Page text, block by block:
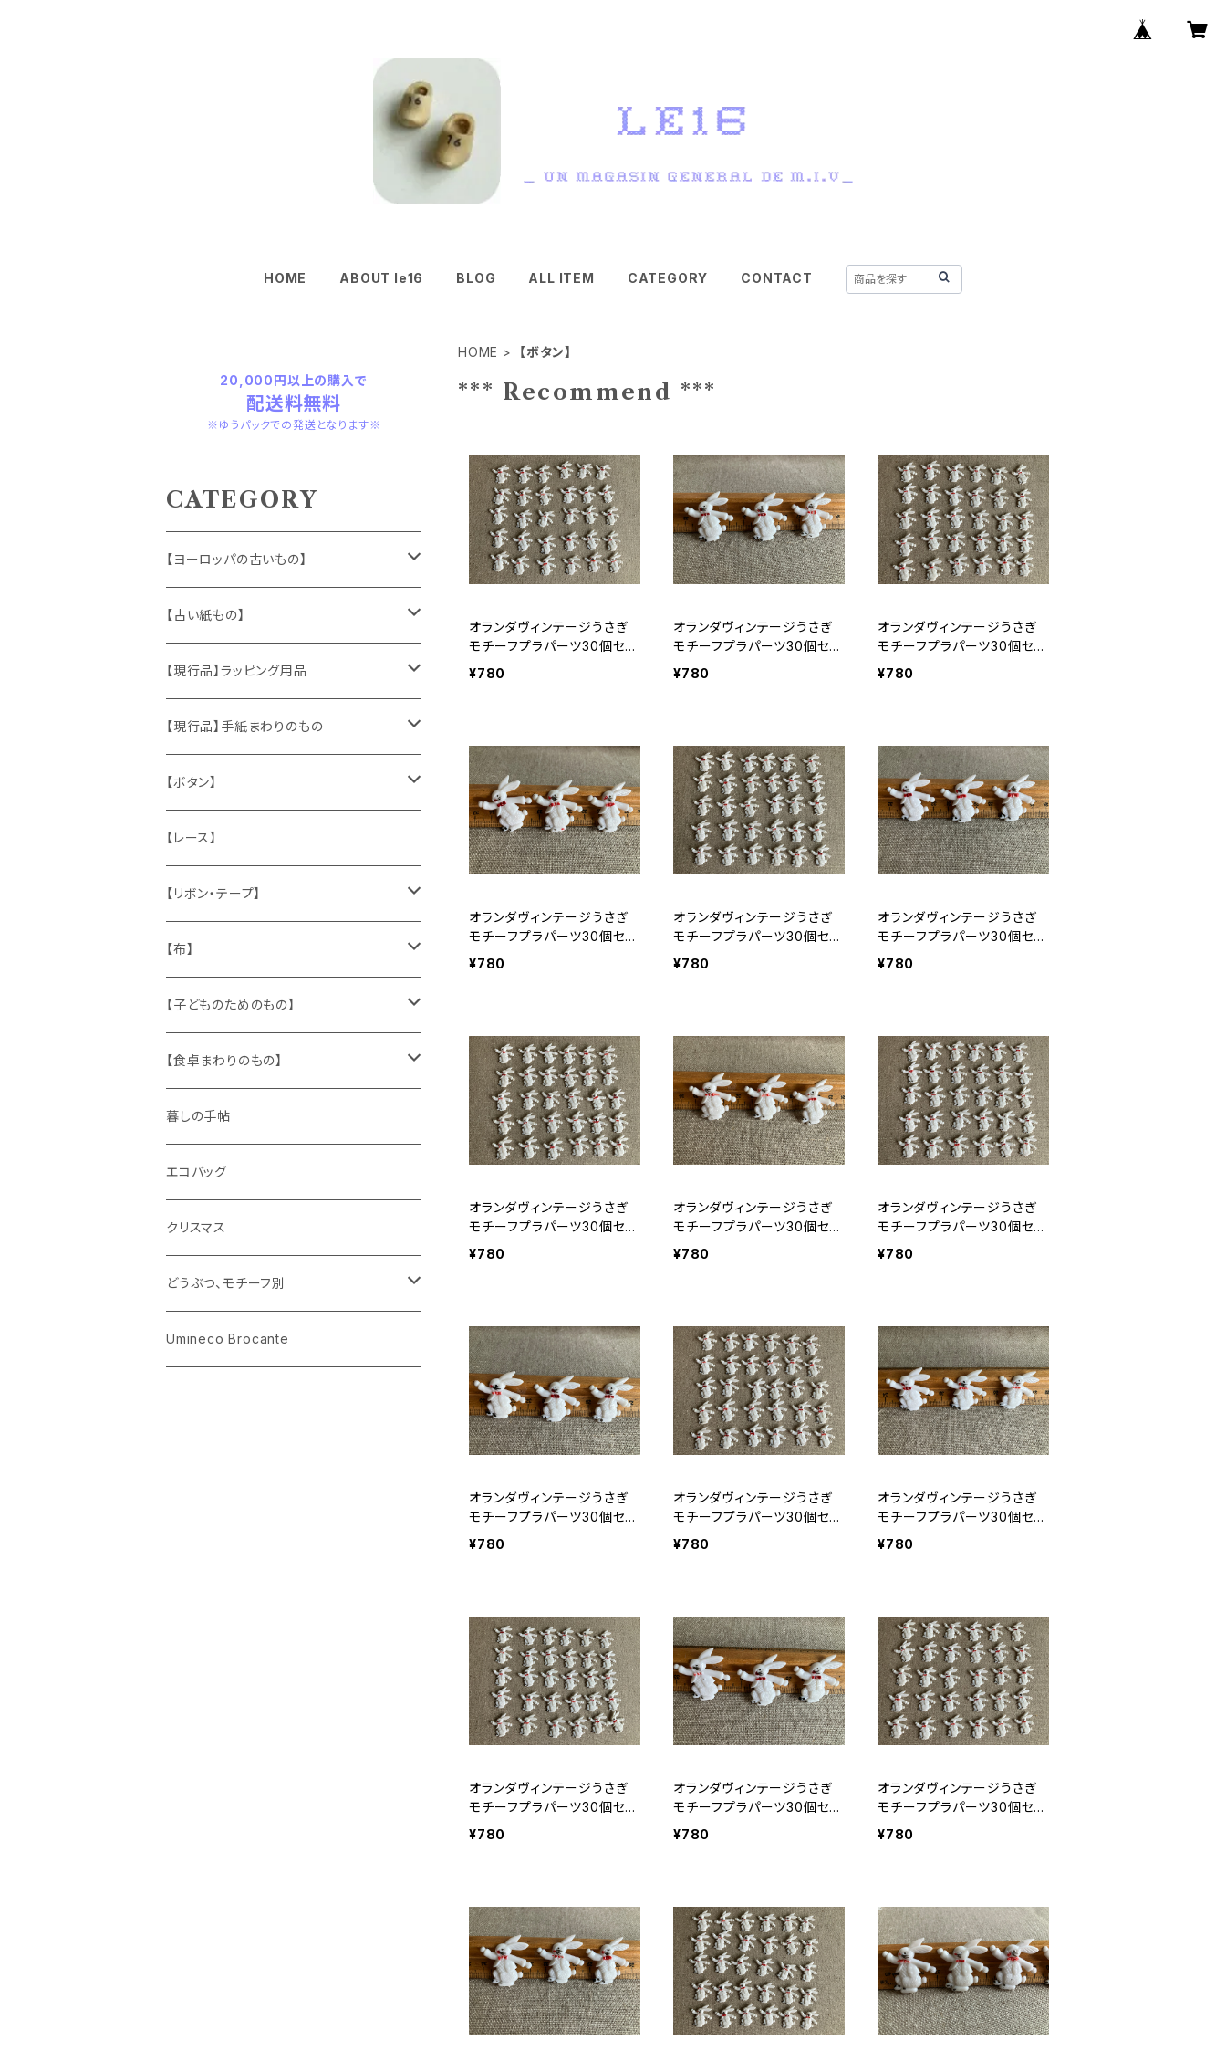
HOME ABOUT le16 BLOG ALL ITEM CATEGORY CONTACT
HOME 【ボタン】
*** Recommend ***
オランダヴィンテージうさぎ
モチーフプラパーツ30個セッ
トNo199
¥780
オランダヴィンテージうさぎ
モチーフプラパーツ30個セッ
トNo37
¥780
オランダヴィンテージうさぎ
モチーフプラパーツ30個セッ
トNo151
¥780
オランダヴィンテージうさぎ
モチーフプラパーツ30個セッ
トa5
¥780
オランダヴィンテージうさぎ
モチーフプラパーツ30個セッ
トc9
¥780
オランダヴィンテージうさぎ
モチーフプラパーツ30個セッ
トNo6
¥780
オランダヴィンテージうさぎ
モチーフプラパーツ30個セッ
トNo186
¥780
オランダヴィンテージうさぎ
モチーフプラパーツ30個セッ
トNo64
¥780
オランダヴィンテージうさぎ
モチーフプラパーツ30個セッ
トNo162
¥780
オランダヴィンテージうさぎ
モチーフプラパーツ30個セッ
トNo161
¥780
オランダヴィンテージうさぎ
モチーフプラパーツ30個セッ
トNo43
¥780
オランダヴィンテージうさぎ
モチーフプラパーツ30個セッ
トｄ
¥780
オランダヴィンテージうさぎ
モチーフプラパーツ30個セッ
トNo164
¥780
オランダヴィンテージうさぎ
モチーフプラパーツ30個セッ
トNo149
¥780
オランダヴィンテージうさぎ
モチーフプラパーツ30個セッ
トNo70
¥780
20,000円以上の購入で
配送料無料
※ゆうパックでの発送となります※
CATEGORY
【ヨーロッパの古いもの】
ヴィンテージアクセサリー
おもちゃ、ぬいぐるみ
くま、テディベア
うさぎ
キャラクター
ピノキオ
ヴィンテージファブリック
ハンドメイド製品
お部屋に飾るもの
メタル製品
缶、箱
陶磁器
文房具
木製品
ミニチュア、ドールハウス
【古い紙もの】
切手、FDC
ポストカード、カレンダー
マッチラベル、食品ラベル
蔵書票、荷札、ビュバー、伝票
シール、ステッカー、クロモス
袋、箱、ナプキン、コースター
パズル、ゲーム
古本、古雑誌、古えほん
古レコード
古せっけん
ラッピングペーパー、壁紙
【現行品】ラッピング用品
伝票、タグ、シール
袋、ラッピングペーパー
ひも、テープ
【現行品】手紙まわりのもの
封筒、ポストカード
切手
スタンプ
文房具
【ボタン】
木
貝
メタル
ガラス
プラスチック
紙
【レース】
【リボン・テープ】
チロルテープ・イニシャルテープ
トリム
ワッペン
【布】
キッチンクロス、ナプキン
ニット
布地
【子どものためのもの】
身に着けるもの
【食卓まわりのもの】
ガラス
花びん
小物入れ
陶磁器
カップアンドソーサー
プレート
木製品
ホーロー
メタル
暮しの手帖
エコバッグ
クリスマス
どうぶつ、モチーフ別
くま、ベア
Umineco Brocante